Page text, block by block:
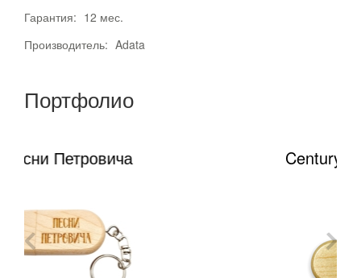
Гарантия: 12 мес.
Производитель: Adata
Портфолио
Century 21 - Перспектива